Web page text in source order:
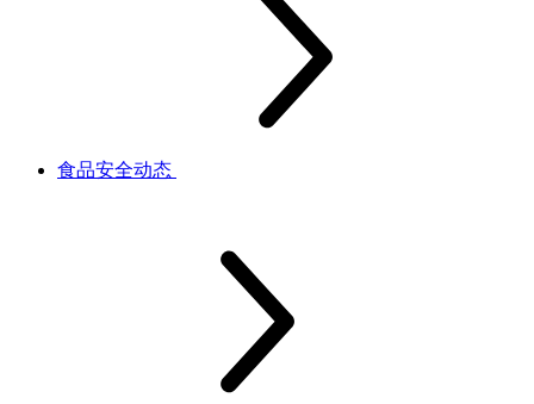
食品安全动态